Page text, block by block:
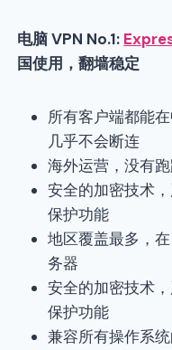
电脑 VPN No.1:
国使用，翻墙稳定
所有客户端都能
几乎不会断连
海外运营，没有
安全的加密技术
保护功能
地区覆盖最多，
务器
安全的加密技术
保护功能
兼容所有操作系